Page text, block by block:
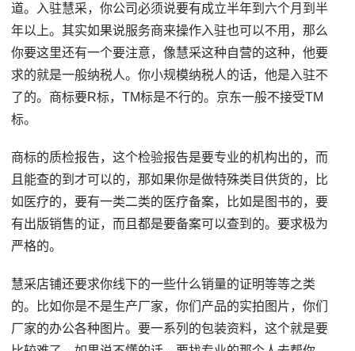
道。入驻慧采，你公司必须说要有成立半年到六个月到半
年以上。其实如果说服务商来操作入驻也可以不用，那么
你要这里还有一个要注意，像慧采这种自营的这种，他要
求的就是一般纳税人。你小规模纳税人的话，他是入驻不
了的。商标要R标，TM标是不行的。京东一般不接受TM
标。
商标的质检报告，这个检验报告是要专业的机构出的，而
且能查的到才可以的，那如果你是做特殊类目供货的，比
如医疗的，要有一类二类的医疗备案，比如是图书的，要
有出版销售的证，而且都是要备案可以查到的。要求极为
严格的。
慧采店铺还要求你线下的一些什么销量的证明等等之类
的。比如你是不是生产厂家，你们产品的实拍图片，你们
厂家的办公各种图片。要一系列的包装资料，这个就是要